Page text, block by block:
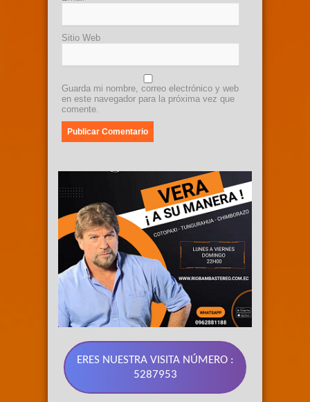
Sitio Web
Guarda mi nombre, correo electrónico y web
en este navegador para la próxima vez que
comente.
ERES NUESTRA VISITA NÚMERO :
5287953